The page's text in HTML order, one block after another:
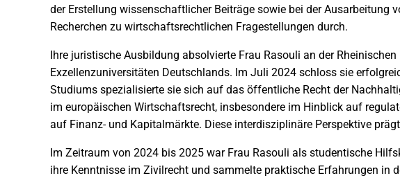
der Erstellung wissenschaftlicher Beiträge sowie bei der Ausarbeitung
Recherchen zu wirtschaftsrechtlichen Fragestellungen durch.
Ihre juristische Ausbildung absolvierte Frau Rasouli an der
Exzellenzuniversitäten Deutschlands. Im Juli 2024 schloss sie
Studiums spezialisierte sie sich auf das öffentliche Recht der
im europäischen Wirtschaftsrecht, insbesondere im Hinblick auf
auf Finanz- und Kapitalmärkte. Diese interdisziplinäre Perspektive
Im Zeitraum von 2024 bis 2025 war Frau Rasouli als studentische
ihre Kenntnisse im Zivilrecht und sammelte praktische Erfahrungen in